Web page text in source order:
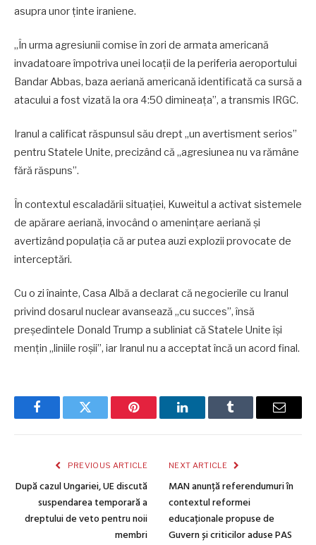
asupra unor ținte iraniene.
„În urma agresiunii comise în zori de armata americană
invadatoare împotriva unei locații de la periferia aeroportului
Bandar Abbas, baza aeriană americană identificată ca sursă a
atacului a fost vizată la ora 4:50 dimineața”, a transmis IRGC.
Iranul a calificat răspunsul său drept „un avertisment serios”
pentru Statele Unite, precizând că „agresiunea nu va rămâne
fără răspuns”.
În contextul escaladării situației, Kuweitul a activat sistemele
de apărare aeriană, invocând o amenințare aeriană și
avertizând populația că ar putea auzi explozii provocate de
interceptări.
Cu o zi înainte, Casa Albă a declarat că negocierile cu Iranul
privind dosarul nuclear avansează „cu succes”, însă
președintele Donald Trump a subliniat că Statele Unite își
mențin „liniile roșii”, iar Iranul nu a acceptat încă un acord final.
FacebookTwitter Pinterest LinkedInTumblr Email
PREVIOUS ARTICLE
După cazul Ungariei, UE discută
suspendarea temporară a
dreptului de veto pentru noii
membri
NEXT ARTICLE
MAN anunță referendumuri în
contextul reformei
educaționale propuse de
Guvern și criticilor aduse PAS